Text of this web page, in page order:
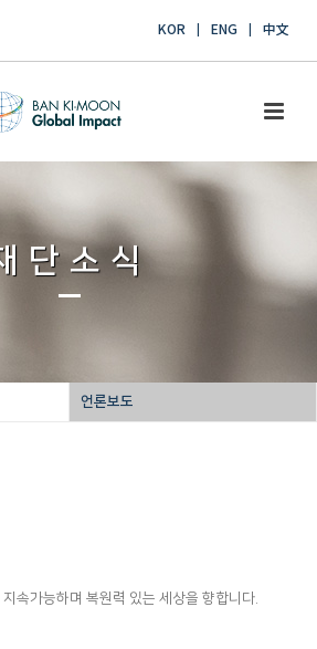
KOR ENG 中文
단소식
언론보도
속가능하며 복원력 있는 세상을 향합니다.